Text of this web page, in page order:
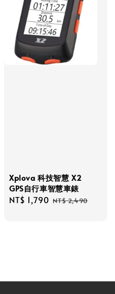
Xplova 科技智慧 X2
GPS自行車智慧車錶
Sale
NT$ 1,790 Regular
NT$ 2,490